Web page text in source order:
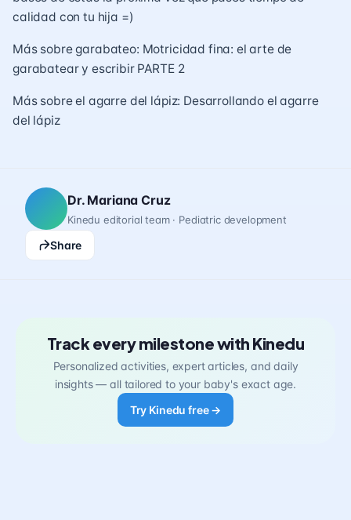
calidad con tu hija =)
Más sobre garabateo: Motricidad fina: el arte de
garabatear y escribir PARTE 2
Más sobre el agarre del lápiz: Desarrollando el agarre
del lápiz
Dr. Mariana Cruz
Kinedu editorial team · Pediatric development
Share
Track every milestone with Kinedu
Personalized activities, expert articles, and daily
insights — all tailored to your baby's exact age.
Try Kinedu free →